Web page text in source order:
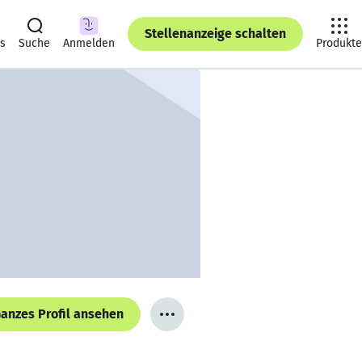
Suche Anmelden
Stellenanzeige schalten
Produkte
Profil ansehen